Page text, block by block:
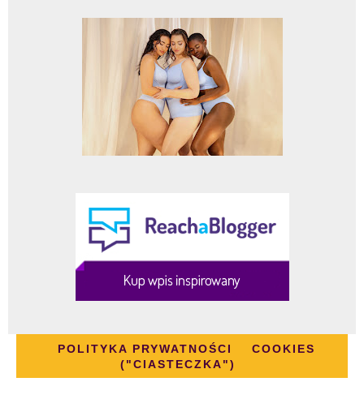
POLITYKA PRYWATNOŚCI
COOKIES
("CIASTECZKA")